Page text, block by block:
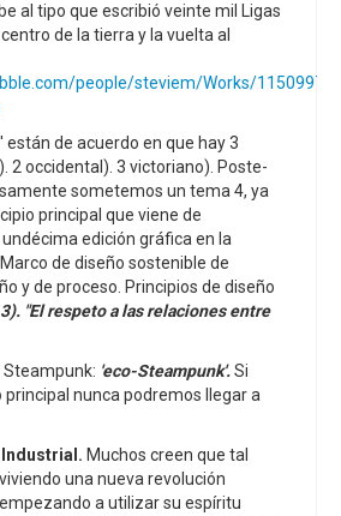
al tipo que escribió veinte mil Ligas
de la tierra y la vuelta al
people/steviem/Works/1150997-
de acuerdo en que hay 3
2 occidental). 3 victoriano). Poste-
sometemos un tema 4, ya
principal que viene de
edición gráfica en la
de diseño sostenible de
y de proceso. Principios de diseño
3). "El respeto a las relaciones entre
Steampunk: 'eco-Steampunk'.Si
principal nunca podremos llegar a
Industrial. Muchos creen que tal
una nueva revolución
a utilizar su espíritu